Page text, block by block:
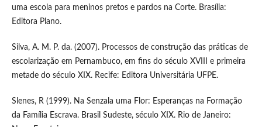
uma escola para meninos pretos e pardos na Corte. Brasília:
Editora Plano.
Silva, A. M. P. da. (2007). Processos de construção das práticas de
escolarização em Pernambuco, em fins do século XVIII e primeira
metade do século XIX. Recife: Editora Universitária UFPE.
Slenes, R (1999). Na Senzala uma Flor: Esperanças na Formação
da Família Escrava. Brasil Sudeste, século XIX. Rio de Janeiro: